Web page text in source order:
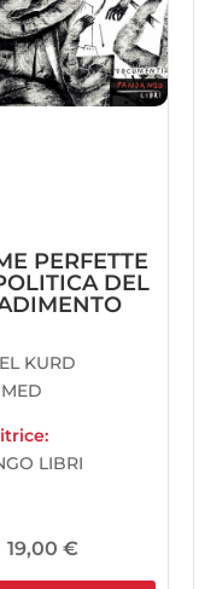
PERFETTE
DEL
KURD
LIBRI
19,00 €